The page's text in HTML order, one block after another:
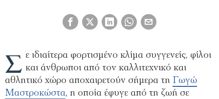
Σ ε ιδιαίτερα φορτισμένο κλίμα συγγενείς, φίλοι
και άνθρωποι από τον καλλιτεχνικό και
αθλητικό χώρο αποχαιρετούν σήμερα τη Γωγώ
Μαστροκώστα, η οποία έφυγε από τη ζωή σε